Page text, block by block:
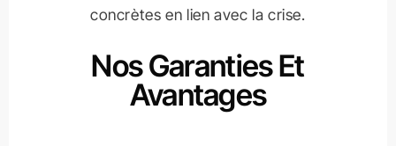
concrètes en lien avec la crise.
Nos Garanties Et
Avantages